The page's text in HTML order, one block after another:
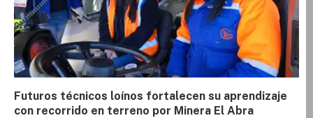
Futuros técnicos loínos fortalecen su aprendizaje
con recorrido en terreno por Minera El Abra